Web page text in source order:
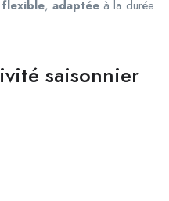
flexible, adaptée à la durée
saisonnier